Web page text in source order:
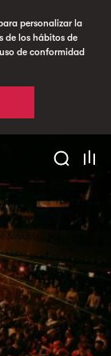
personalizar la
de los hábitos de
de conformidad